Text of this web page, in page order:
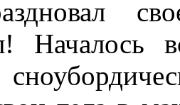
Началось